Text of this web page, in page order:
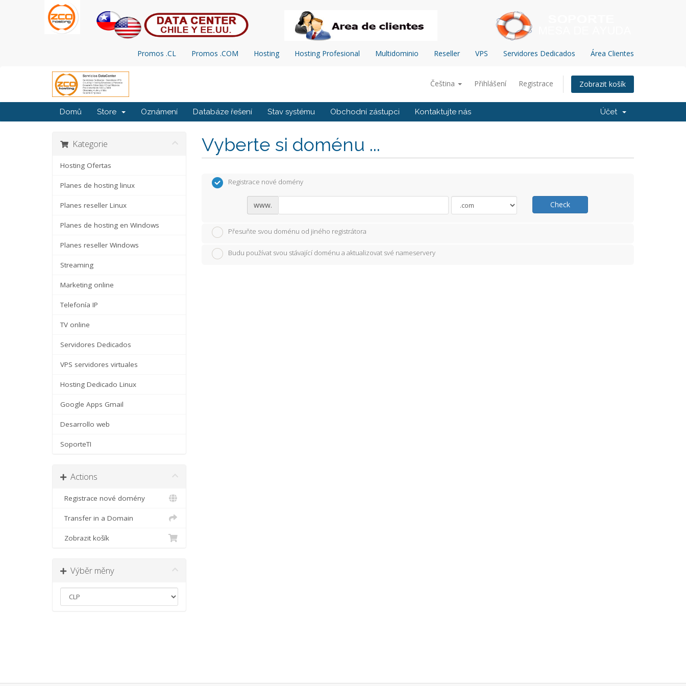
Promos .CL Promos .COM Hosting Hosting Profesional Multidominio Reseller VPS Servidores Dedicados Área Clientes
Čeština Přihlášení Registrace Zobrazit košík
Domů Store Oznámení Databáze řešení Stav systému Obchodní zástupci Kontaktujte nás Účet
Vyberte si doménu ...
Kategorie
Hosting Ofertas
Planes de hosting linux
Planes reseller Linux
Planes de hosting en Windows
Planes reseller Windows
Streaming
Marketing online
Telefonía IP
TV online
Servidores Dedicados
VPS servidores virtuales
Hosting Dedicado Linux
Google Apps Gmail
Desarrollo web
SoporteTI
Actions
Registrace nové domény
Transfer in a Domain
Zobrazit košík
Výběr měny
Registrace nové domény
www. Check
Přesuňte svou doménu od jiného registrátora
Budu používat svou stávající doménu a aktualizovat své nameservery